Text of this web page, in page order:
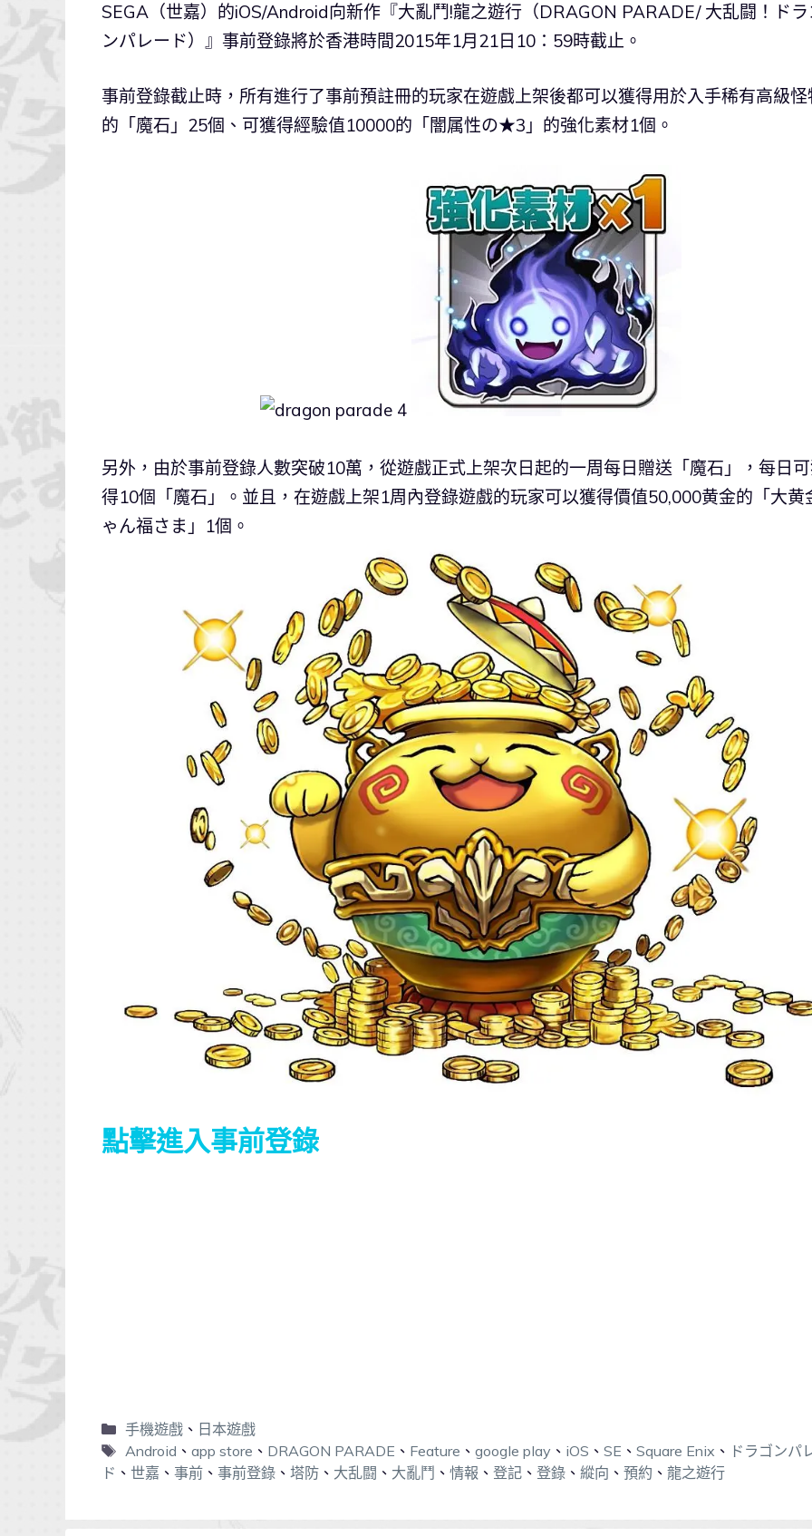
SEGA（世嘉）的iOS/Android向新作『大亂鬥!龍之遊行（DRAGON PARADE/ 大乱闘！ド
ンパレード）』事前登錄將於香港時間2015年1月21日10：59時截止。
事前登錄截止時，所有進行了事前預註冊的玩家在遊戲上架後都可以獲得用於入手稀有高級怪
的「魔石」25個、可獲得經驗值10000的「闇属性の★3」的強化素材1個。
另外，由於事前登錄人數突破10萬，從遊戲正式上架次日起的一周每日贈送「魔石」，每日
得10個「魔石」。並且，在遊戲上架1周內登錄遊戲的玩家可以獲得價值50,000黄金的「大黄
ゃん福さま」1個。
點擊進入事前登錄
手機遊戲、 日本遊戲
Android 、 app store 、 DRAGON PARADE 、 Feature 、 google play、 iOS 、 SE 、 Square Enix 、 ドラゴンパ
ド 、 世嘉 、 事前 、 事前登錄 、 塔防 、 大乱闘 、 大亂鬥 、 情報 、 登記 、 登錄 、 縱向 、 預約 、 龍之遊行